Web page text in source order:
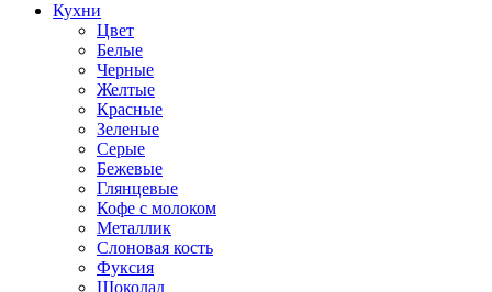
Кухни
Цвет
Белые
Черные
Желтые
Красные
Зеленые
Серые
Бежевые
Глянцевые
Кофе с молоком
Металлик
Слоновая кость
Фуксия
Шоколад